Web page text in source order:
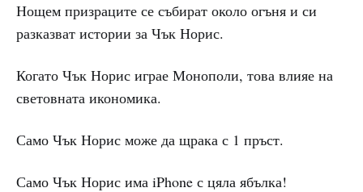
Нощем призраците се събират около огъня и си
разказват истории за Чък Норис.
Когато Чък Норис играе Монополи, това влияе на
световната икономика.
Само Чък Норис може да щрака с 1 пръст.
Само Чък Норис има iPhone с цяла ябълка!